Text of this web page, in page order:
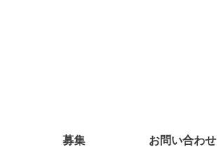
募集 お問い合わせ